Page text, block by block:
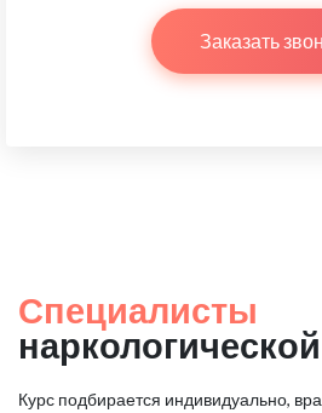
Заказать
Специалисты
Курс подбирается индивидуально,